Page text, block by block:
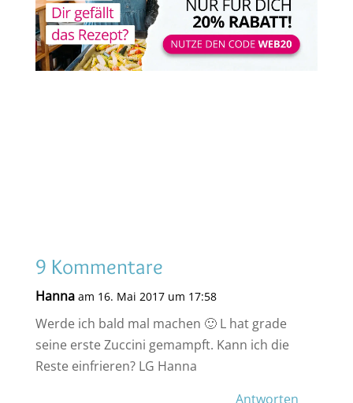
9 Kommentare
Hanna am 16. Mai 2017 um 17:58
Werde ich bald mal machen 🙂 L hat grade
seine erste Zuccini gemampft. Kann ich die
Reste einfrieren? LG Hanna
Antworten